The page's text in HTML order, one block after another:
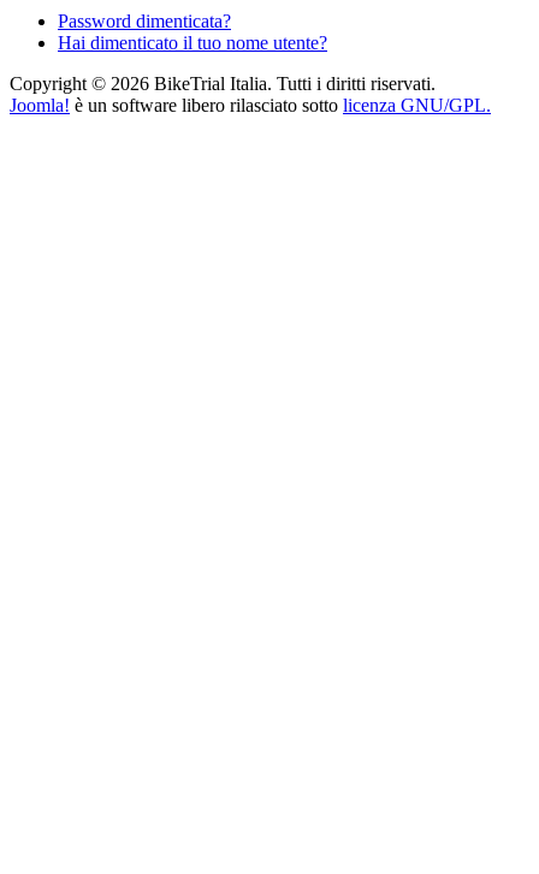
Password dimenticata?
Hai dimenticato il tuo nome utente?
Copyright © 2026 BikeTrial Italia. Tutti i diritti riservati.
Joomla! è un software libero rilasciato sotto licenza GNU/GPL.